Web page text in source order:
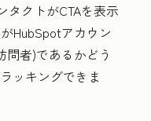
タクトがCTAを表示
HubSpotアカウン
問者)であるかどう
ッキングできま